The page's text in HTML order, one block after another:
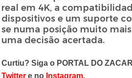
real em 4K, a
dispositivos e um suporte
se numa posição muito
uma decisão acertada.
Curtiu? Siga o PORTAL DO
Twitter e no Instagram.